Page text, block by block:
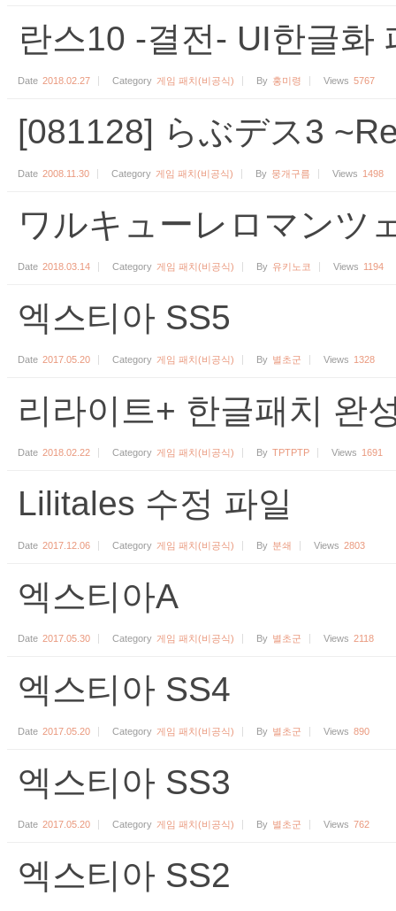
란스10 -결전- UI한글화
Date 2018.02.27 Category 게임 패치(비공식) By 홍미령 Views 5767
[081128] らぶデス3
Date 2008.11.30 Category 게임 패치(비공식) By 뭉개구름 Views 1498
ワルキューレロマンツ
Date 2018.03.14 Category 게임 패치(비공식) By 유키노코 Views 1194
엑스티아 SS5
Date 2017.05.20 Category 게임 패치(비공식) By 별초군 Views 1328
리라이트+ 한글패치 완
Date 2018.02.22 Category 게임 패치(비공식) By TPTPTP Views 1691
Lilitales 수정 파일
Date 2017.12.06 Category 게임 패치(비공식) By 분쇄 Views 2803
엑스티아A
Date 2017.05.30 Category 게임 패치(비공식) By 별초군 Views 2118
엑스티아 SS4
Date 2017.05.20 Category 게임 패치(비공식) By 별초군 Views 890
엑스티아 SS3
Date 2017.05.20 Category 게임 패치(비공식) By 별초군 Views 762
엑스티아 SS2